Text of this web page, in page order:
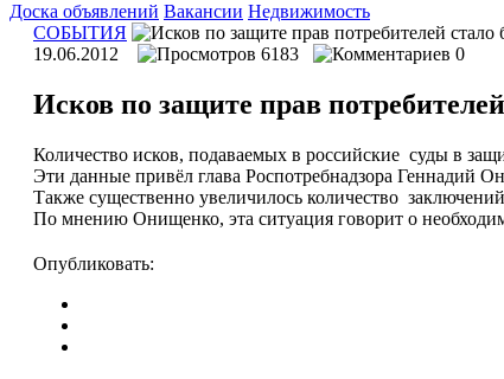
Доска объявлений Вакансии Недвижимость
СОБЫТИЯ
19.06.2012
6183 0
Исков по защите прав
Количество исков, подаваемых в российские суды в
Эти данные привёл глава Роспотребнадзора Геннадий
Также существенно увеличилось количество
По мнению Онищенко, эта ситуация говорит о
Опубликовать: